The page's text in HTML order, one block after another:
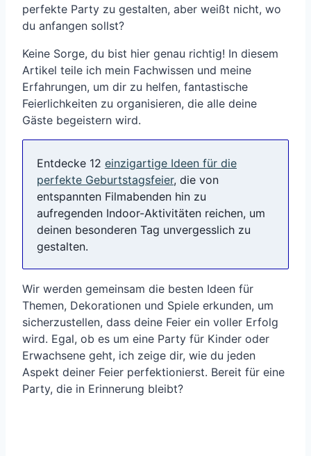
perfekte Party zu gestalten, aber weißt nicht, wo
du anfangen sollst?
Keine Sorge, du bist hier genau richtig! In diesem
Artikel teile ich mein Fachwissen und meine
Erfahrungen, um dir zu helfen, fantastische
Feierlichkeiten zu organisieren, die alle deine
Gäste begeistern wird.
Entdecke 12 einzigartige Ideen für die
perfekte Geburtstagsfeier, die von
entspannten Filmabenden hin zu
aufregenden Indoor-Aktivitäten reichen, um
deinen besonderen Tag unvergesslich zu
gestalten.
Wir werden gemeinsam die besten Ideen für
Themen, Dekorationen und Spiele erkunden, um
sicherzustellen, dass deine Feier ein voller Erfolg
wird. Egal, ob es um eine Party für Kinder oder
Erwachsene geht, ich zeige dir, wie du jeden
Aspekt deiner Feier perfektionierst. Bereit für eine
Party, die in Erinnerung bleibt?